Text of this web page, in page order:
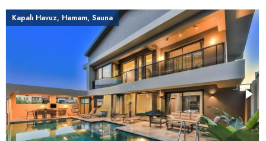
Kapalı Havuz, Hamam, Sauna